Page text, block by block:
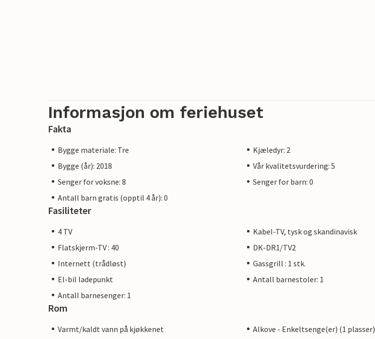
Informasjon om feriehuset
Fakta
Bygge materiale: Tre
Kjæledyr: 2
Bygge (år): 2018
Vår kvalitetsvurdering: 5
Senger for voksne: 8
Senger for barn: 0
Antall barn gratis (opptil 4 år): 0
Fasiliteter
4 TV
Kabel-TV, tysk og skandinavisk
Flatskjerm-TV : 40
DK-DR1/TV2
Internett (trådløst)
Gassgrill : 1 stk.
El-bil ladepunkt
Antall barnestoler: 1
Antall barnesenger: 1
Rom
Varmt/kaldt vann på kjøkkenet
Alkove - Enkeltsenge(er) (1 plasser)